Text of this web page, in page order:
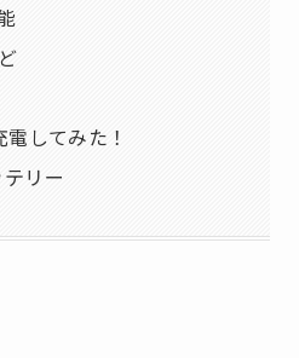
してみた！
リー